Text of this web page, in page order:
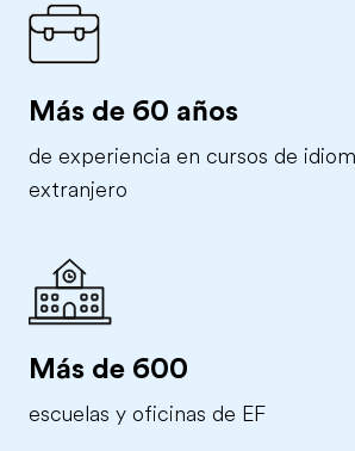
Más de 60 años
de experiencia en cursos de
extranjero
Más de 600
escuelas y oficinas de EF